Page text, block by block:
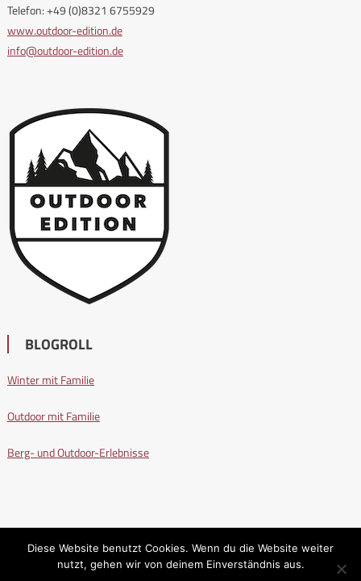
Telefon: +49 (0)8321 6755929
www.outdoor-edition.de
info@outdoor-edition.de
BLOGROLL
Winter mit Familie
Outdoor mit Familie
Berg- und Outdoor-Erlebnisse
Wandern mit Familie |Editorial byMysteryThemes.
Diese Website benutzt Cookies. Wenn du die Website weiter
nutzt, gehen wir von deinem Einverständnis aus.